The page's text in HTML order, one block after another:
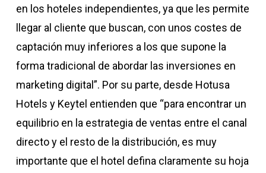
en los hoteles independientes, ya que les permite
llegar al cliente que buscan, con unos costes de
captación muy inferiores a los que supone la
forma tradicional de abordar las inversiones en
marketing digital”. Por su parte, desde Hotusa
Hotels y Keytel entienden que “para encontrar un
equilibrio en la estrategia de ventas entre el canal
directo y el resto de la distribución, es muy
importante que el hotel defina claramente su hoja